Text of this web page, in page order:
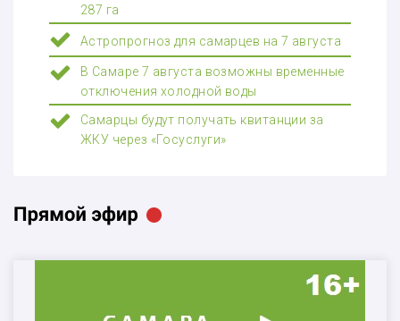
287 га
Астропрогноз для самарцев на 7 августа
В Самаре 7 августа возможны временные
отключения холодной воды
Самарцы будут получать квитанции за
ЖКУ через «Госуслуги»